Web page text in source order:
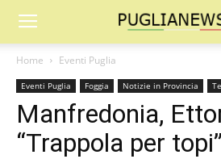
Home Eventi Puglia
Eventi Puglia Foggia Notizie in Provincia
Manfredonia,
“Trappola per topi”